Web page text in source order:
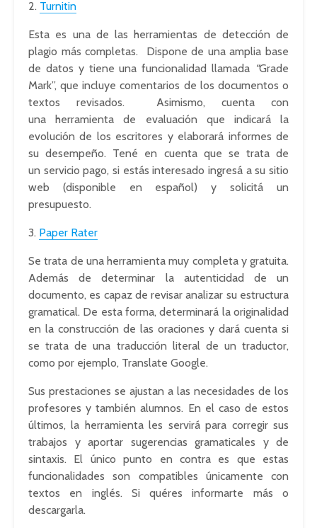
2. Turnitin
Esta es una de las herramientas de detección de
plagio más completas. Dispone de una amplia base
de datos y tiene una funcionalidad llamada “Grade
Mark”, que incluye comentarios de los documentos o
textos revisados. Asimismo, cuenta con
una herramienta de evaluación que indicará la
evolución de los escritores y elaborará informes de
su desempeño. Tené en cuenta que se trata de
un servicio pago, si estás interesado ingresá a su sitio
web (disponible en español) y solicitá un
presupuesto.
3. Paper Rater
Se trata de una herramienta muy completa y gratuita.
Además de determinar la autenticidad de un
documento, es capaz de revisar analizar su estructura
gramatical. De esta forma, determinará la originalidad
en la construcción de las oraciones y dará cuenta si
se trata de una traducción literal de un traductor,
como por ejemplo, Translate Google.
Sus prestaciones se ajustan a las necesidades de los
profesores y también alumnos. En el caso de estos
últimos, la herramienta les servirá para corregir sus
trabajos y aportar sugerencias gramaticales y de
sintaxis. El único punto en contra es que estas
funcionalidades son compatibles únicamente con
textos en inglés. Si quéres informarte más o
descargarla.